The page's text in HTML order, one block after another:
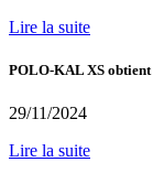
Lire la suite
POLO-KAL XS
29/11/2024
Lire la suite